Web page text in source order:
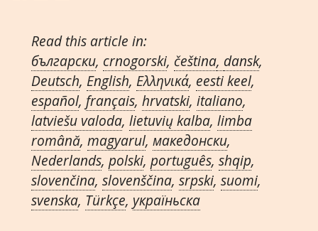
Read this article in:
български, crnogorski, čeština, dansk,
Deutsch, English, Ελληνικά, eesti keel,
español, français, hrvatski, italiano,
latviešu valoda, lietuvių kalba, limba
română, magyarul, македонски,
Nederlands, polski, português, shqip,
slovenčina, slovenščina, srpski, suomi,
svenska, Türkçe, украïньска